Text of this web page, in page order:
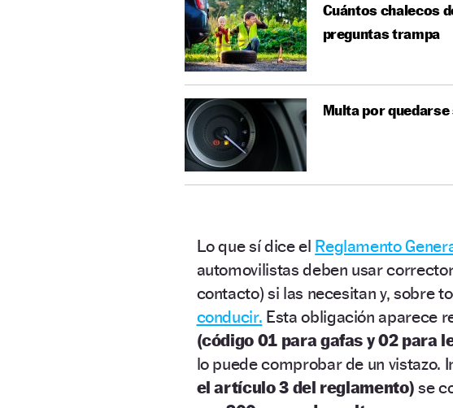
Cuántos chalecos
preguntas trampa
Multa por
Lo que sí dice el Reglamento
automovilistas deben usar
contacto) si las necesitan y, sobre
conducir. Esta obligación aparece
(código 01 para gafas y 02 para
lo puede comprobar de un vistazo.
el artículo 3 del reglamento) se